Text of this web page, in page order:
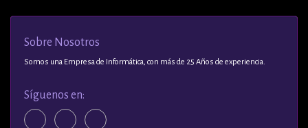
Sobre Nosotros
Somos una Empresa de Informática, con más de 25 Años de experiencia.
Síguenos en: